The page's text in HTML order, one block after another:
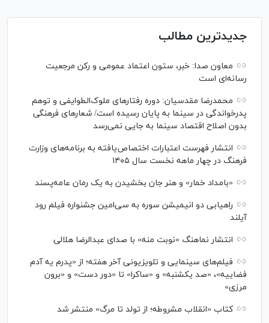
جدیدترین مطالب
معاون صدا: خبر، ستون اعتماد عمومی و رکن مرجعیت
رسانه‌ای است
محمدرضا مقدسیان: دوره رفتارهای ملوک‌الطوایفی و توهم
پدرخواندگی در سینما به پایان رسیده است/ شعارهای فرهنگی
بدون اصلاح اقتصاد سینما به جایی نمی‌رسد
انتشار فهرست اعتبارات اختصاص‌یافته به برنامه‌های وزارت
فرهنگ در چهار ماهه نخست سال ۱۴۰۵
«بامداد خمار» و هنر جان بخشیدن به یک رمان عامه‌پسند
راهیابی دو انیمیشن سوره به سی‌امین جشنواره فیلم رود
آیلند
انتشار نماهنگ «نوبت منه» با صدای عبدالرضا هلالی
فیلم‌های سینمایی و تلویزیونی آخر هفته؛ از «پدرم یه آدم
فضاییه»، «صد یکشنبه» و «ساکرا» تا «دور دست» و «برون
مرزی»
کتاب «انقلاب مشروطه؛ از تولد تا مرگ» منتشر شد